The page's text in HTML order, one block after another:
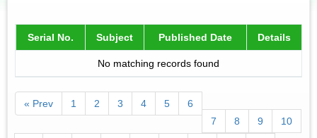
Serial No. Subject Published Date Details
No matching records found
« Prev 1 2 3 4 5
6
7
8 9 10